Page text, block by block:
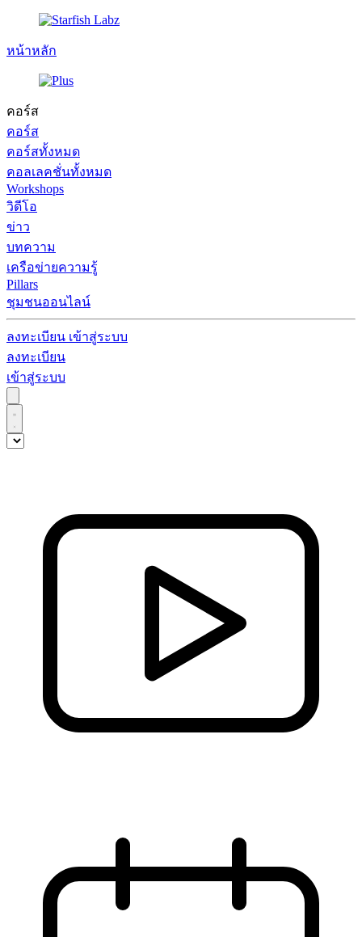
หน้าหลัก
คอร์ส
คอร์ส
คอร์สทั้งหมด
คอลเลคชั่นทั้งหมด
Workshops
วิดีโอ
ข่าว
บทความ
เครือข่ายความรู้
Pillars
ชุมชนออนไลน์
ลงทะเบียน เข้าสู่ระบบ
ลงทะเบียน
เข้าสู่ระบบ